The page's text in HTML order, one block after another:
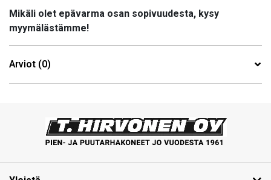
Mikäli olet epävarma osan sopivuudesta, kysy
myymälästämme!
Arviot (0)